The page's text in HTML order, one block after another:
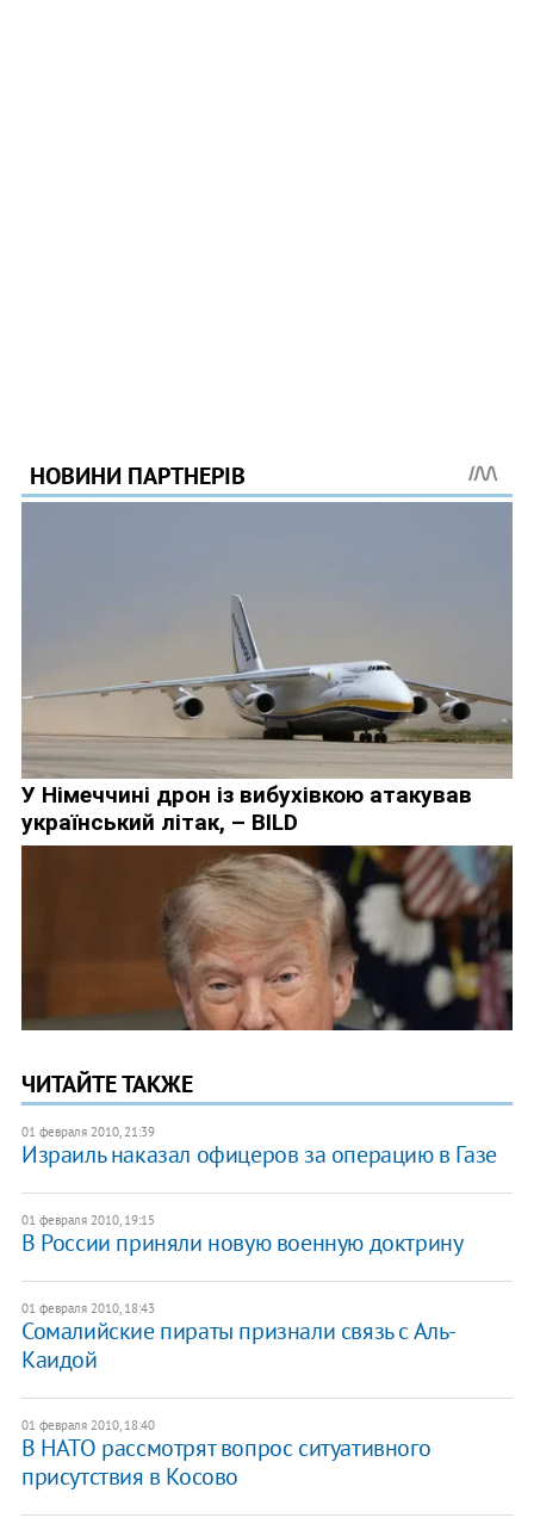
ЧИТАЙТЕ ТАКЖЕ
01 февраля 2010, 21:39
Израиль наказал офицеров за операцию в Газе
01 февраля 2010, 19:15
В России приняли новую военную доктрину
01 февраля 2010, 18:43
Сомалийские пираты признали связь с Аль-
Каидой
01 февраля 2010, 18:40
В НАТО рассмотрят вопрос ситуативного
присутствия в Косово